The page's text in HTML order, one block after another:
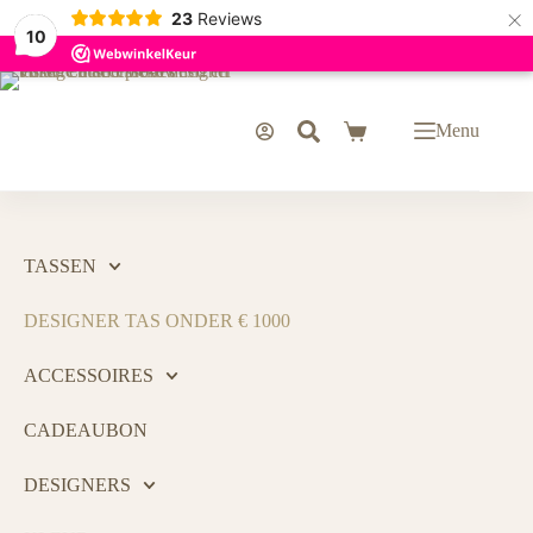
10
23 Reviews ×
Menu
TASSEN
DESIGNER TAS ONDER € 1000
ACCESSOIRES
CADEAUBON
DESIGNERS